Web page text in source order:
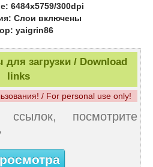
6484x5759/300dpi
Слои включены
yaigrin86
загрузки / Download
links
/ For personal use only!
посмотрите